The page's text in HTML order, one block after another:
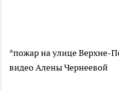
*пожар на улице Верхне-
видео Алены Чернеевой